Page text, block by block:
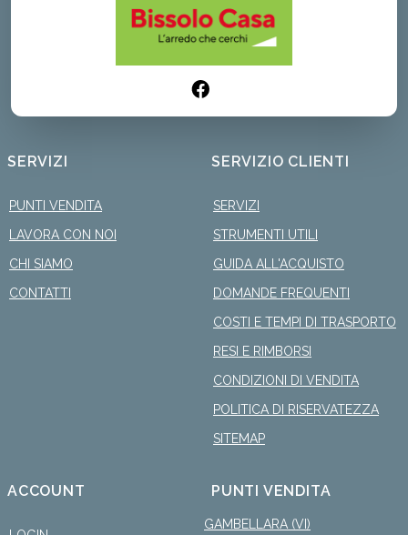
SERVIZI
PUNTI VENDITA
LAVORA CON NOI
CHI SIAMO
CONTATTI
SERVIZIO CLIENTI
SERVIZI
STRUMENTI UTILI
GUIDA ALL'ACQUISTO
DOMANDE FREQUENTI
COSTI E TEMPI DI TRASPORTO
RESI E RIMBORSI
CONDIZIONI DI VENDITA
POLITICA DI RISERVATEZZA
SITEMAP
ACCOUNT PUNTI VENDITA
GAMBELLARA (VI)